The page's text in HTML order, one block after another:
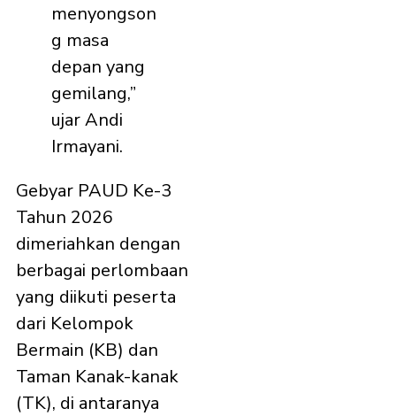
menyongson
g masa
depan yang
gemilang,”
ujar Andi
Irmayani.
Gebyar PAUD Ke-3
Tahun 2026
dimeriahkan dengan
berbagai perlombaan
yang diikuti peserta
dari Kelompok
Bermain (KB) dan
Taman Kanak-kanak
(TK), di antaranya